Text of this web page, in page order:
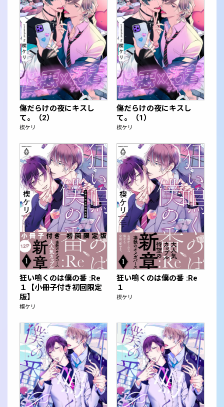
傷だらけの夜にキスし
て。（2）
楔ケリ
傷だらけの夜にキスし
て。（1）
楔ケリ
狂い鳴くのは僕の番 :Re
１【小冊子付き初回限定
版】
楔ケリ
狂い鳴くのは僕の番 :Re
１
楔ケリ